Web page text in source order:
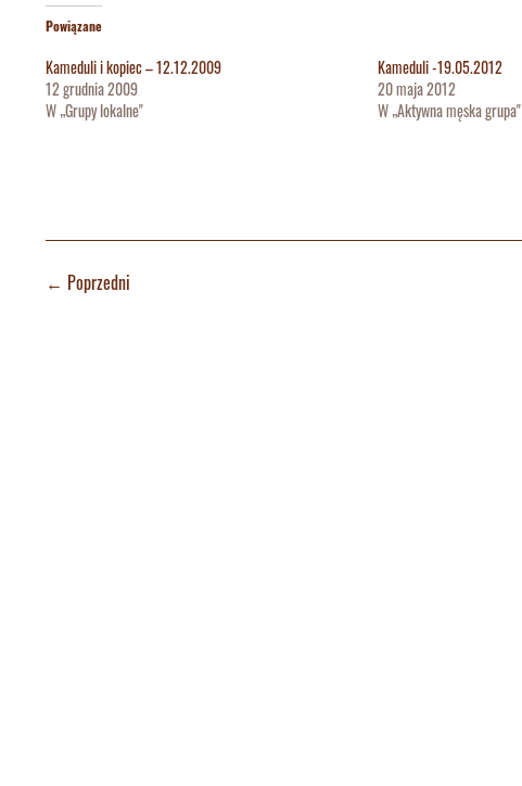
Powiązane
Kameduli i kopiec – 12.12.2009
12 grudnia 2009
W „Grupy lokalne"
Kameduli -19.05.2012
20 maja 2012
W „Aktywna męska grupa"
← Poprzedni